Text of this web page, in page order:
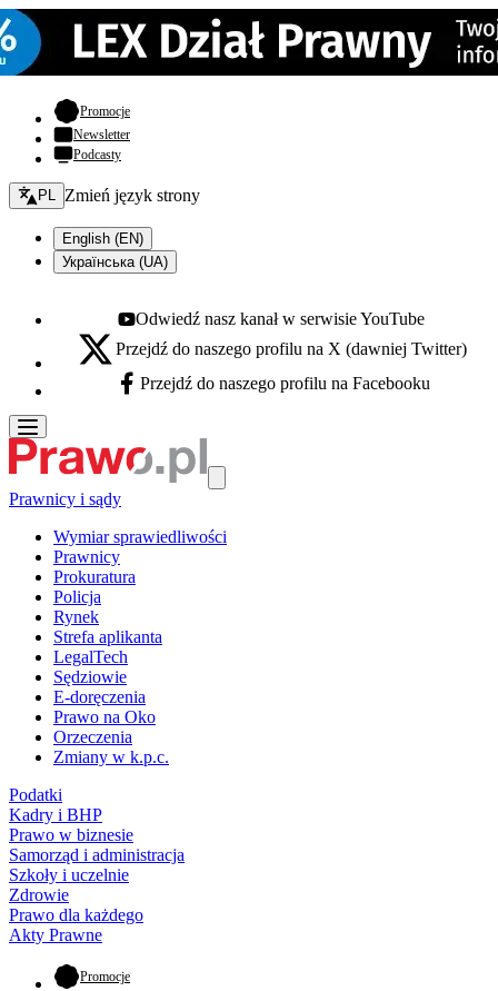
Promocje- otwiera się w nowej karcie
Newsletter
Podcasty
Zmień język - bieżący:
PL Zmień język strony
English (EN)
Українська (UA)
Youtube - otwiera się w nowej karcie
Odwiedź nasz kanał w serwisie YouTube
X - otwiera się w nowej karcie
Przejdź do naszego profilu na X (dawniej Twitter)
Facebook - otwiera się w nowej karcie
Przejdź do naszego profilu na Facebooku
Prawnicy i sądy
Wymiar sprawiedliwości
Prawnicy
Prokuratura
Policja
Rynek
Strefa aplikanta
LegalTech
Sędziowie
E-doręczenia
Prawo na Oko
Orzeczenia
Zmiany w k.p.c.
Podatki
Kadry i BHP
Prawo w biznesie
Samorząd i administracja
Szkoły i uczelnie
Zdrowie
Prawo dla każdego
Akty Prawne
Promocje- otwiera się w nowej karcie